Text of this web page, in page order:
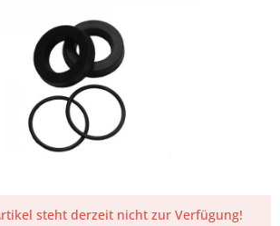
steht derzeit nicht zur Verfügung!